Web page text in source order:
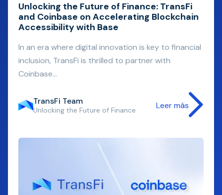
Unlocking the Future of Finance: TransFi
and Coinbase on Accelerating Blockchain
Accessibility with Base
In an era where digital innovation is key to financial
inclusion, TransFi is thrilled to partner with
Coinbase...
TransFi Team
Unlocking the Future of Finance Leer más